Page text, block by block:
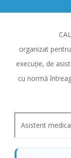
organizat
execuție, de
cu normă
Asistent